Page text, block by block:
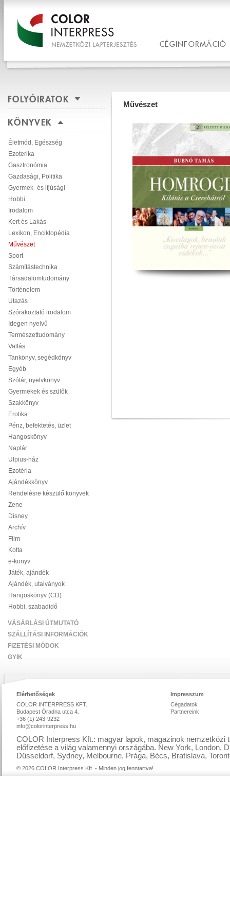
CÉGINFORMÁCIÓ
FOLYÓIRATOK
KÖNYVEK
Életmód, Egészség
Ezoterika
Gasztronómia
Gazdasági, Politika
Gyermek- és ifjúsági
Hobbi
Irodalom
Kert és Lakás
Lexikon, Enciklopédia
Művészet
Sport
Számítástechnika
Társadalomtudomány
Történelem
Utazás
Szórakoztató irodalom
Idegen nyelvű
Természettudomány
Vallás
Tankönyv, segédkönyv
Egyéb
Szótár, nyelvkönyv
Gyermekek és szülők
Szakkönyv
Erotika
Pénz, befektetés, üzlet
Hangoskönyv
Naptár
Ulpius-ház
Ezotéria
Ajándékkönyv
Rendelésre készülő könyvek
Zene
Disney
Archív
Film
Kotta
e-könyv
Játék, ajándék
Ajándék, utalványok
Hangoskönyv (CD)
Hobbi, szabadidő
VÁSÁRLÁSI ÚTMUTATÓ
SZÁLLÍTÁSI INFORMÁCIÓK
FIZETÉSI MÓDOK
GYIK
Művészet
Elérhetőségek
COLOR INTERPRESS KFT.
Budapest Óradna utca 4.
+36 (1) 243-9232
info@colorinterpress.hu
Impresszum
Cégadatok
Partnereink
COLOR Interpress Kft.: magyar lapok, magazinok nemzetközi
előfizetése a világ valamennyi országába. New York, London,
Düsseldorf, Sydney, Melbourne, Prága, Bécs, Bratislava,
© 2026 COLOR Interpress Kft. - Minden jog fenntartva!